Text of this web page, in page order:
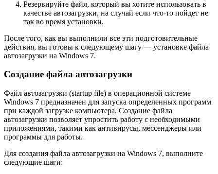
Резервируйте файл, который вы хотите использовать в
качестве автозагрузки, на случай если что-то пойдет не
так во время установки.
После того, как вы выполнили все эти подготовительные
действия, вы готовы к следующему шагу — установке файла
автозагрузки на Windows 7.
Создание файла автозагрузки
Файл автозагрузки (startup file) в операционной системе
Windows 7 предназначен для запуска определенных программ
при каждой загрузке компьютера. Создание файла
автозагрузки позволяет упростить работу с необходимыми
приложениями, такими как антивирусы, мессенджеры или
программы для работы.
Для создания файла автозагрузки на Windows 7, выполните
следующие шаги: